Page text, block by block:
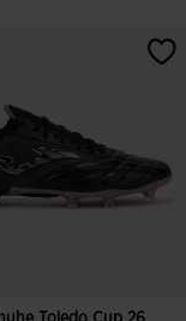
Kundenbewertungen